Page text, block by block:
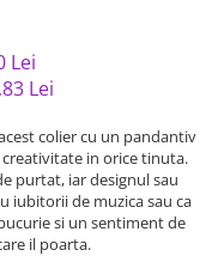
Lei
Lei
colier cu un pandantiv
in orice tinuta.
purtat, iar designul sau
iubitorii de muzica sau ca
si un sentiment de
il poarta.